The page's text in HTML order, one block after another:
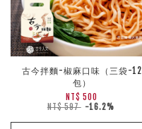
古今拌麵-椒麻口味（三袋-12
包）
NT$ 500
NT$ 597 -16.2%